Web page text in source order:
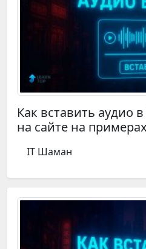
Как вставить аудио
на сайте на примерах
IT Шаман